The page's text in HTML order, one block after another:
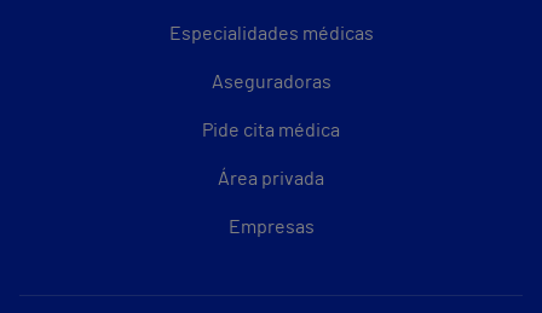
Especialidades médicas
Aseguradoras
Pide cita médica
Área privada
Empresas